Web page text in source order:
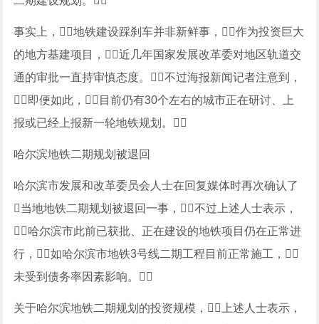
事实上，地铁建设踩刹车并非新鲜事，作为投资巨大
的地方基建项目，近几年国家发展改革委对地区轨道交
通的审批一直持审慎态度。不过海报新闻记者注意到，
即便如此，目前仍有30个左右的城市正在研讨、上
报或已经上报新一轮地铁规划。
哈尔滨地铁二期规划被退回
哈尔滨市发展和改革委员会人士在回复媒体时再次确认了
当地地铁二期规划被退回一事，不过上述人士表示，
哈尔滨市此前已获批、正在建设的地铁项目仍在正常进
行，如哈尔滨市地铁3号线二期工程目前正常施工，
未受到债务率因素影响。
关于哈尔滨地铁二期规划的投资规模，上述人士表示，